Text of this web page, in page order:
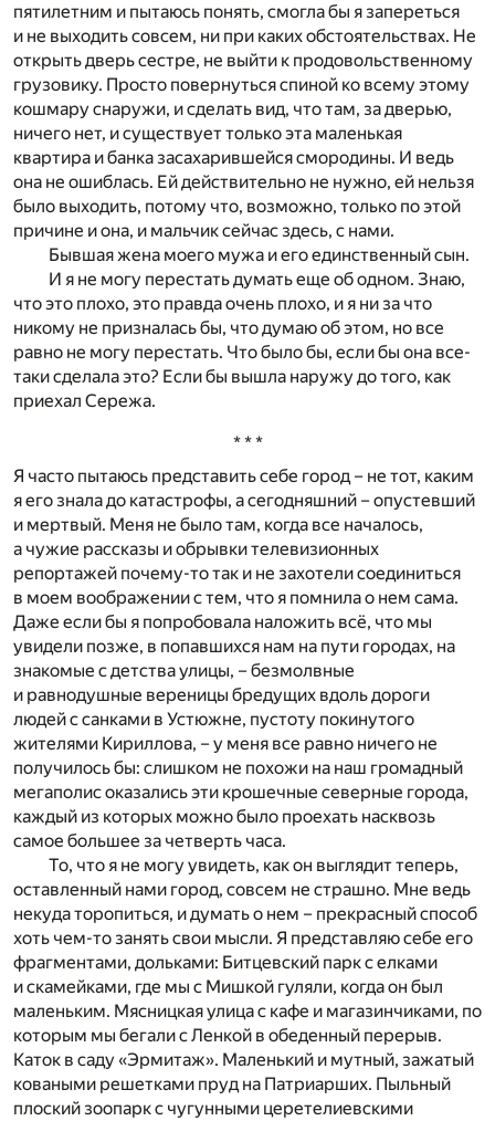
пятилетним и пытаюсь понять, смогла бы я запереться
и не выходить совсем, ни при каких обстоятельствах. Не
открыть дверь сестре, не выйти к продовольственному
грузовику. Просто повернуться спиной ко всему этому
кошмару снаружи, и сделать вид, что там, за дверью,
ничего нет, и существует только эта маленькая
квартира и банка засахарившейся смородины. И ведь
она не ошиблась. Ей действительно не нужно, ей нельзя
было выходить, потому что, возможно, только по этой
причине и она, и мальчик сейчас здесь, с нами.
Бывшая жена моего мужа и его единственный сын.
И я не могу перестать думать еще об одном. Знаю,
что это плохо, это правда очень плохо, и я ни за что
никому не призналась бы, что думаю об этом, но все
равно не могу перестать. Что было бы, если бы она все-
таки сделала это? Если бы вышла наружу до того, как
приехал Сережа.
* * *
Я часто пытаюсь представить себе город – не тот, каким
я его знала до катастрофы, а сегодняшний – опустевший
и мертвый. Меня не было там, когда все началось,
а чужие рассказы и обрывки телевизионных
репортажей почему-то так и не захотели соединиться
в моем воображении с тем, что я помнила о нем сама.
Даже если бы я попробовала наложить всё, что мы
увидели позже, в попавшихся нам на пути городах, на
знакомые с детства улицы, – безмолвные
и равнодушные вереницы бредущих вдоль дороги
людей с санками в Устюжне, пустоту покинутого
жителями Кириллова, – у меня все равно ничего не
получилось бы: слишком не похожи на наш громадный
мегаполис оказались эти крошечные северные города,
каждый из которых можно было проехать насквозь
самое большее за четверть часа.
То, что я не могу увидеть, как он выглядит теперь,
оставленный нами город, совсем не страшно. Мне ведь
некуда торопиться, и думать о нем – прекрасный способ
хоть чем-то занять свои мысли. Я представляю себе его
фрагментами, дольками: Битцевский парк с елками
и скамейками, где мы с Мишкой гуляли, когда он был
маленьким. Мясницкая улица с кафе и магазинчиками, по
которым мы бегали с Ленкой в обеденный перерыв.
Каток в саду «Эрмитаж». Маленький и мутный, зажатый
коваными решетками пруд на Патриарших. Пыльный
плоский зоопарк с чугунными церетелиевскими